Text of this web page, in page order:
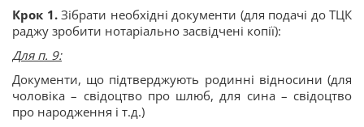
Крок 1️.Зібрати необхідні документи (для подачі до ТЦК
раджу зробити нотаріально засвідчені копії):
Для п. 9:
Документи, що підтверджують родинні відносини (для
чоловіка – свідоцтво про шлюб, для сина – свідоцтво
про народження і т.д.)